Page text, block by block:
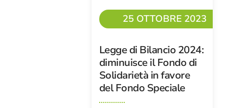
25 OTTOBRE 2023
Legge di Bilancio 2024:
diminuisce il Fondo di
Solidarietà in favore
del Fondo Speciale